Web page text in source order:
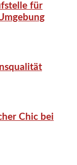
für
Chic bei